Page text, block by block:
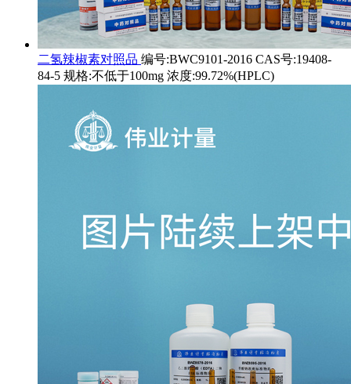
二氢辣椒素对照品 编号:BWC9101-2016 CAS号:19408-
84-5 规格:不低于100mg 浓度:99.72%(HPLC)